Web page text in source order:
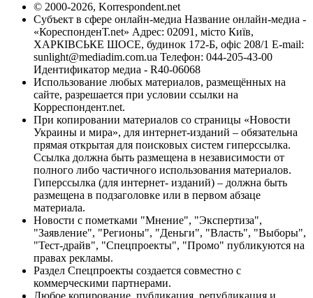
© 2000-2026, Korrespondent.net
Субъект в сфере онлайн-медиа Название онлайн-медиа -
«КореспонденТ.net» Адрес: 02091, місто Київ,
ХАРКІВСЬКЕ ШОСЕ, будинок 172-Б, офіс 208/1 E-mail:
sunlight@mediadim.com.ua Телефон: 044-205-43-00
Идентификатор медиа - R40-06068
Использование любых материалов, размещённых на
сайте, разрешается при условии ссылки на
Корреспондент.net.
При копировании материалов со страницы «Новости
Украины и мира», для интернет-изданий – обязательна
прямая открытая для поисковых систем гиперссылка.
Ссылка должна быть размещена в независимости от
полного либо частичного использования материалов.
Гиперссылка (для интернет- изданий) – должна быть
размещена в подзаголовке или в первом абзаце
материала.
Новости с пометками "Мнение", "Экспертиза",
"Заявление", "Регионы", "Деньги", "Власть", "Выборы",
"Тест-драйв", "Спецпроекты", "Промо" публикуются на
правах рекламы.
Раздел Спецпроекты создается совместно с
коммерческими партнерами.